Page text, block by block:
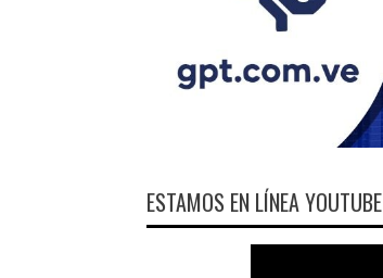
ESTAMOS EN LÍNEA YOUTUBE